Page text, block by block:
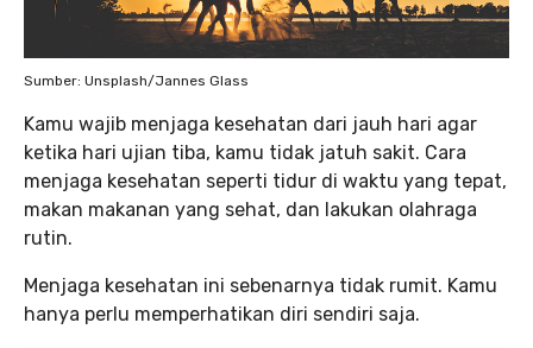
Sumber: Unsplash/Jannes Glass
Kamu wajib menjaga kesehatan dari jauh hari agar
ketika hari ujian tiba, kamu tidak jatuh sakit. Cara
menjaga kesehatan seperti tidur di waktu yang tepat,
makan makanan yang sehat, dan lakukan olahraga
rutin.
Menjaga kesehatan ini sebenarnya tidak rumit. Kamu
hanya perlu memperhatikan diri sendiri saja.